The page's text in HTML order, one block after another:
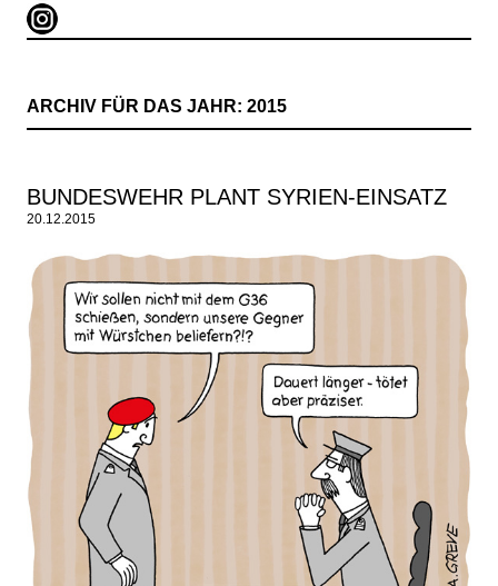
ARCHIV FÜR DAS JAHR: 2015
BUNDESWEHR PLANT SYRIEN-EINSATZ
20.12.2015